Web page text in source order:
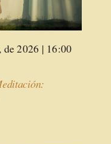
de 2026 | 16:00